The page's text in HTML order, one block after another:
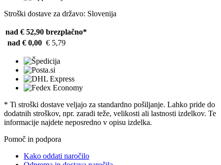
Stroški dostave za državo: Slovenija
nad € 52,90 brezplačno*
nad € 0,00 € 5,79
* Ti stroški dostave veljajo za standardno pošiljanje. Lahko pride do
dodatnih stroškov, npr. zaradi teže, velikosti ali lastnosti izdelkov. Te
informacije najdete neposredno v opisu izdelka.
Pomoč in podpora
Kako oddati naročilo